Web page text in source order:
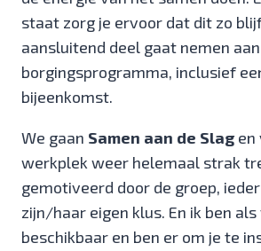
staat zorg je ervoor dat dit zo
aansluitend deel gaat nemen
borgingsprogramma, inclusief
bijeenkomst.
We gaan Samen aan de Slagen
werkplek weer helemaal strak
gemotiveerd door de groep,
zijn/haar eigen klus. En ik ben
beschikbaar en ben er om je te